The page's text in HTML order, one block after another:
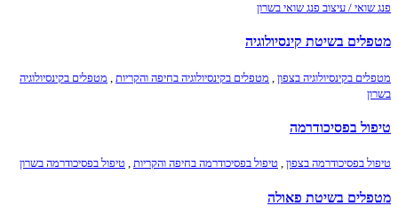
פנג שואי / עיצוב פנג שואי בשרון
מטפלים בשיטת קינסיולוגיה
מטפלים בקינסיולוגיה בצפון מטפלים בקינסיולוגיה בחיפה והקריות
מטפלים בקינסיולוגיה
בשרון
טיפול בפסיכודרמה
טיפול בפסיכודרמה בצפון , טיפול בפסיכודרמה בחיפה והקריות , טיפול בפסיכודרמה בשרון
מטפלים בשיטת פאולה